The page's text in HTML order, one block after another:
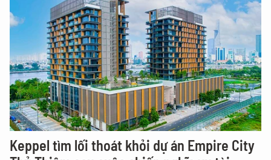
Keppel tìm lối thoát khỏi dự án Empire City